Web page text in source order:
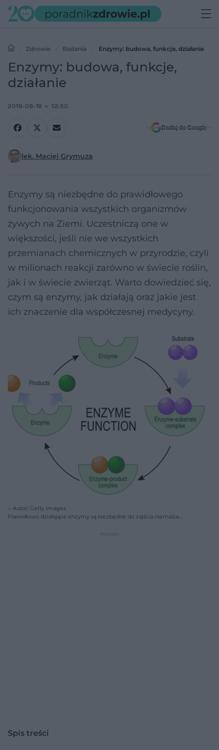
Zdrowie Badania Enzymy: budowa, funkcje, działanie
Enzymy: budowa, funkcje,
działanie
2019-08-19 12:50
Dodaj do Google
lek. Maciej Grymuza
Enzymy są niezbędne do prawidłowego
funkcjonowania wszystkich organizmów
żywych na Ziemi. Uczestniczą one w
większości, jeśli nie we wszystkich
przemianach chemicznych w przyrodzie, czyli
w milionach reakcji zarówno w świecie roślin,
jak i w świecie zwierząt. Warto dowiedzieć się,
czym są enzymy, jak działają oraz jakie jest
ich znaczenie dla współczesnej medycyny.
Autor: Getty Images
Prawidłowo działające enzymy są niezbędne do zajścia niemalże
właściwego funkcjonowania ciała człowieka.
Spis treści